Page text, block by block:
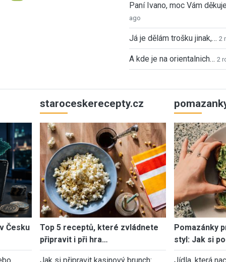
Paní Ivano, moc Vám
ago
Já je dělám trošku jinak,… 2
A kde je na orientalnich… 2
Česku
staroceskerecepty.cz
Top 5 receptů, které zvládnete
připravit i při hra…
Pomazánky
styl: Jak si